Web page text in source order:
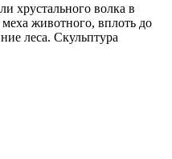
хрустального волка в
меха животного, вплоть до
леса. Скульптура